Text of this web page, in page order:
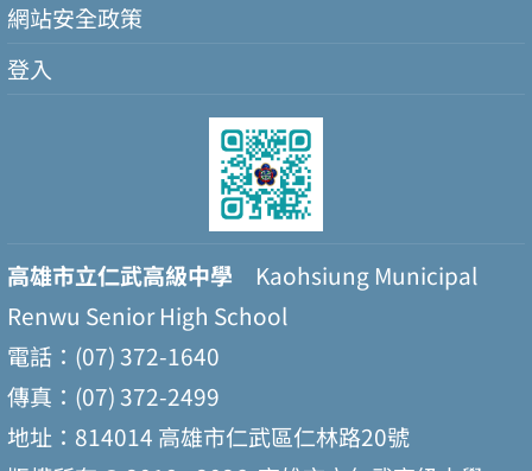
網站安全政策
登入
高雄市立仁武高級中學 Kaohsiung Municipal
Renwu Senior High School
電話：(07) 372-1640
傳真：(07) 372-2499
地址：814014 高雄市仁武區仁林路20號